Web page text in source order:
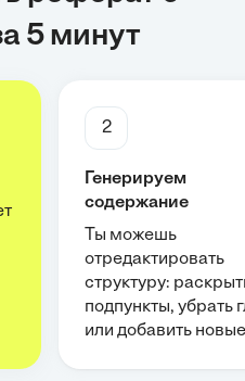
5 минут
2
Генерируем
содержание
Ты можешь
отредактировать
структуру:
подпункты, убрать
или добавить новые